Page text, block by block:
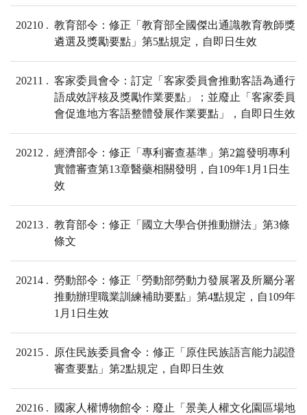
20210
教育部令：修正「教育部全國傑出通識教育教師獎
遴選及獎勵要點」第5點規定，自即日生效
20211
客家委員會令：訂定「客家委員會推動客語為通行
語成效評核及獎勵作業要點」；並廢止「客家委員
會促進地方客語整體發展作業要點」，自即日生效
20212
經濟部令：修正「專利審查基準」第2篇發明專利
實體審查第13章醫藥相關發明，自109年1月1日生
效
20213
教育部令：修正「國立大學合併推動辦法」第3條
條文
20214
勞動部令：修正「勞動部勞動力發展署及所屬分署
推動辦理職業訓練補助要點」第4點規定，自109年
1月1日生效
20215
原住民族委員會令：修正「原住民族語言能力認證
審查要點」第2點規定，自即日生效
20216
國家人權博物館令：廢止「景美人權文化園區場地